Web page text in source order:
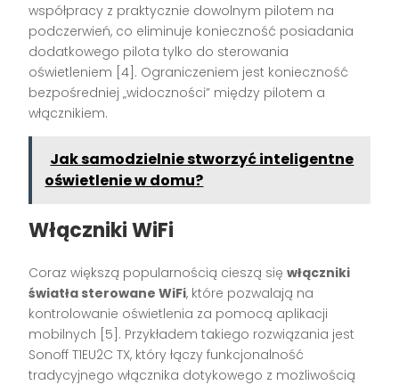
współpracy z praktycznie dowolnym pilotem na
podczerwień, co eliminuje konieczność posiadania
dodatkowego pilota tylko do sterowania
oświetleniem [4]. Ograniczeniem jest konieczność
bezpośredniej „widoczności” między pilotem a
włącznikiem.
Jak samodzielnie stworzyć inteligentne
oświetlenie w domu?
Włączniki WiFi
Coraz większą popularnością cieszą sięwłączniki
światła sterowane WiFi, które pozwalają na
kontrolowanie oświetlenia za pomocą aplikacji
mobilnych [5]. Przykładem takiego rozwiązania jest
Sonoff T1EU2C TX, który łączy funkcjonalność
tradycyjnego włącznika dotykowego z możliwością